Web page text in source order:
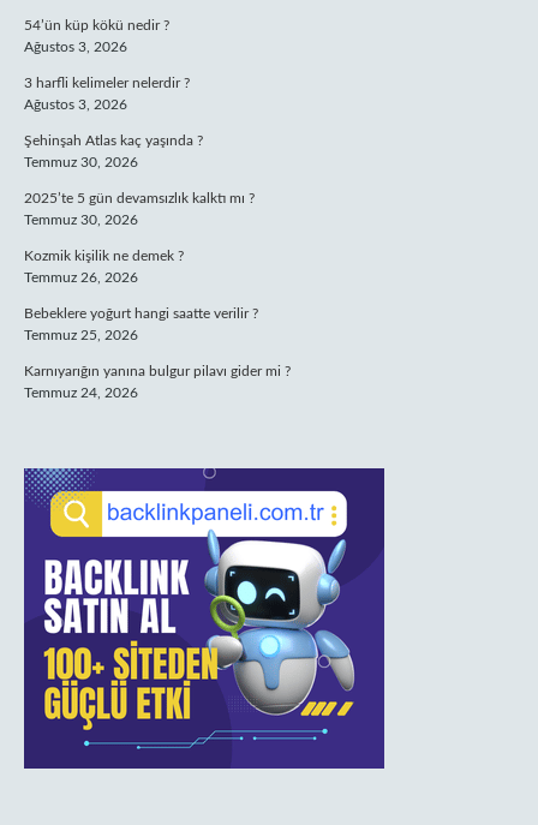
54’ün küp kökü nedir ?
Ağustos 3, 2026
3 harfli kelimeler nelerdir ?
Ağustos 3, 2026
Şehinşah Atlas kaç yaşında ?
Temmuz 30, 2026
2025’te 5 gün devamsızlık kalktı mı ?
Temmuz 30, 2026
Kozmik kişilik ne demek ?
Temmuz 26, 2026
Bebeklere yoğurt hangi saatte verilir ?
Temmuz 25, 2026
Karnıyarığın yanına bulgur pilavı gider mi ?
Temmuz 24, 2026